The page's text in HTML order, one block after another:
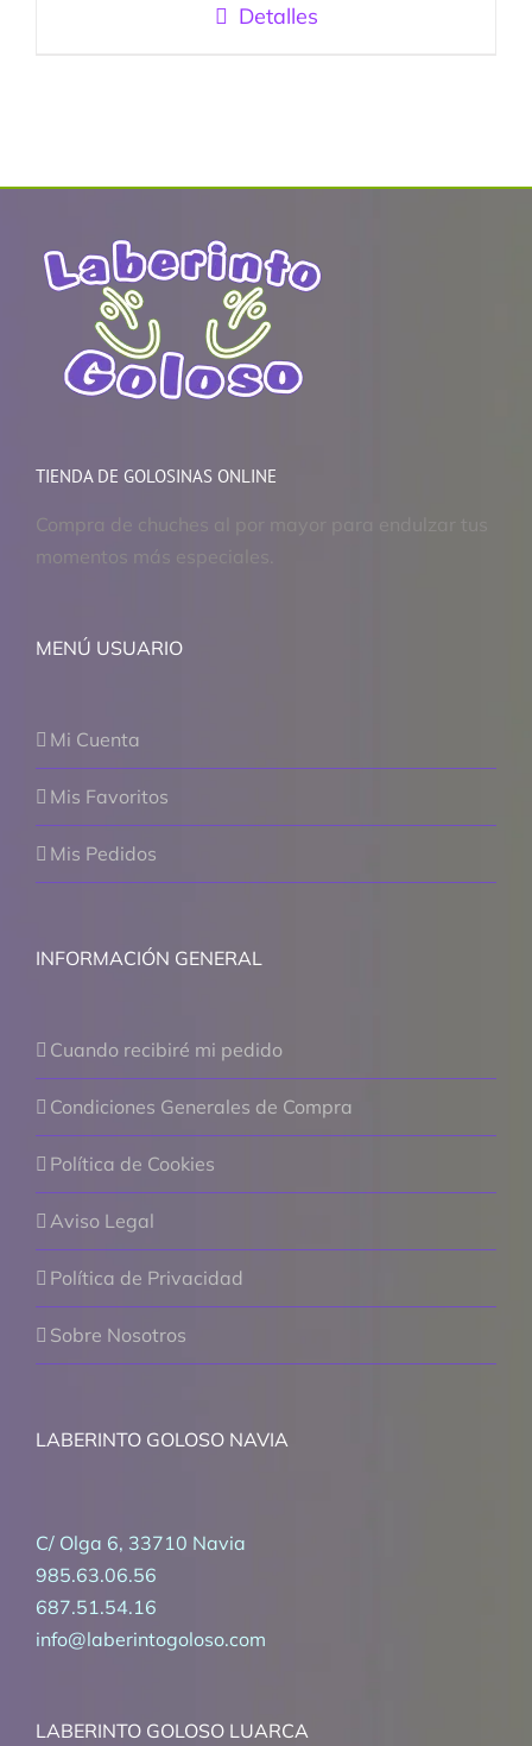
Detalles
TIENDA DE GOLOSINAS ONLINE
Compra de chuches al por mayor para endulzar tus
momentos más especiales.
MENÚ USUARIO
Mi Cuenta
Mis Favoritos
Mis Pedidos
INFORMACIÓN GENERAL
Cuando recibiré mi pedido
Condiciones Generales de Compra
Política de Cookies
Aviso Legal
Política de Privacidad
Sobre Nosotros
LABERINTO GOLOSO NAVIA
C/ Olga 6, 33710 Navia
985.63.06.56
687.51.54.16
info@laberintogoloso.com
LABERINTO GOLOSO LUARCA